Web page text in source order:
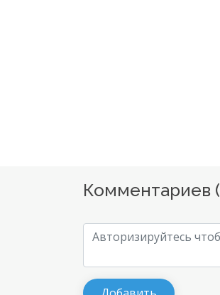
Комментариев (